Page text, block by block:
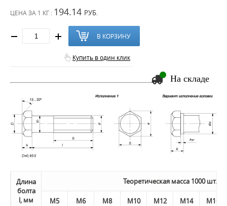
ЦЕНА ЗА 1 КГ : 194.14 РУБ.
В КОРЗИНУ
Купить в один клик
На складе
Длина
болта
l, мм
Теоретическая масса 1000 шт.
М5 М6 М8 М10 М12 M14 M16